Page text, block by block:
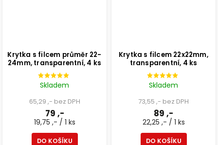
Krytka s filcem průměr 22-
24mm, transparentní, 4 ks
Skladem
65,29 ,- bez DPH
79 ,-
19,75 ,- / 1 ks
DO KOŠÍKU
Krytka s filcem 22x22mm,
transparentní, 4 ks
Skladem
73,55 ,- bez DPH
89 ,-
22,25 ,- / 1 ks
DO KOŠÍKU